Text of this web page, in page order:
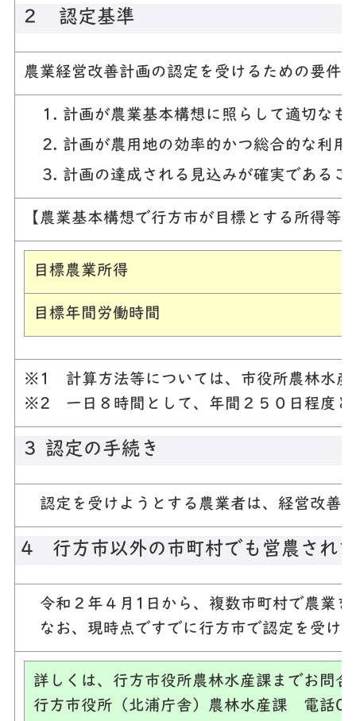
２ 認定基準
農業経営改善計画の認定を受けるための要件
計画が農業基本構想に照らして適切なも
計画が農用地の効率的かつ総合的な利
計画の達成される見込みが確実であるこ
【農業基本構想で行方市が目標とする所得等
目標農業所得
目標年間労働時間
※1 計算方法等については、市役所農林水産
※2 一日８時間として、年間２５０日程度と
３ 認定の手続き
認定を受けようとする農業者は、経営改善
4 行方市以外の市町村でも営農され
令和２年４月1日から、複数市町村で農業を
なお、現時点ですでに行方市で認定を受け
詳しくは、行方市役所農林水産課までお問
行方市役所（北浦庁舎）農林水産課 電話